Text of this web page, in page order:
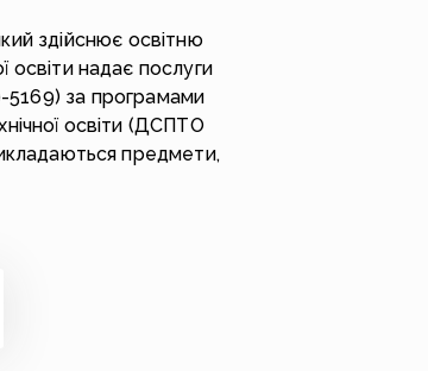
здійснює освітню
освіти надає послуги
5169) за програмами
освіти (ДСПТО
предмети,